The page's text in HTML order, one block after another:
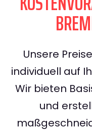
Unsere
individuell auf
Wir bieten
und